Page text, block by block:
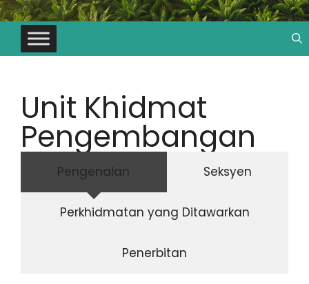
Unit Khidmat
Pengembangan
Pengenalan Seksyen
Perkhidmatan yang Ditawarkan
Penerbitan